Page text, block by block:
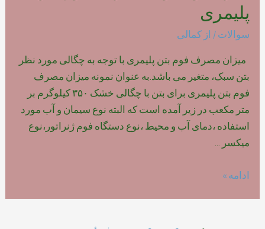
پلیمری
سوالات / از کمالی
میزان مصرف فوم بتن پلیمری با توجه به چگالی مورد نظر
بتن سبک، متغیر می باشد.به عنوان نمونه میزان مصرف
فوم بتن پلیمری برای بتن با چگالی خشک ۳۵۰ کیلوگرم بر
متر مکعب در زیر آمده است که البته نوع سیمان و آب مورد
استفاده ،دمای آب و محیط ،نوع دستگاه فوم ژنراتور،نوع
میکسر …
میزان
ادامه »